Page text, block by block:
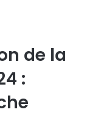
de la
: